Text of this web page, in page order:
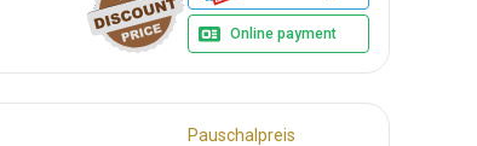
Online payment
Pauschalpreis